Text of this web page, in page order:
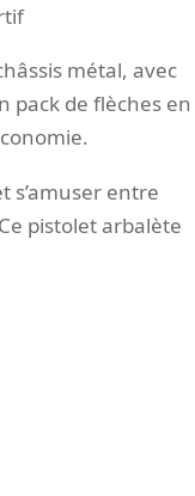
métal, avec
pack de flèches en
s’amuser entre
pistolet arbalète